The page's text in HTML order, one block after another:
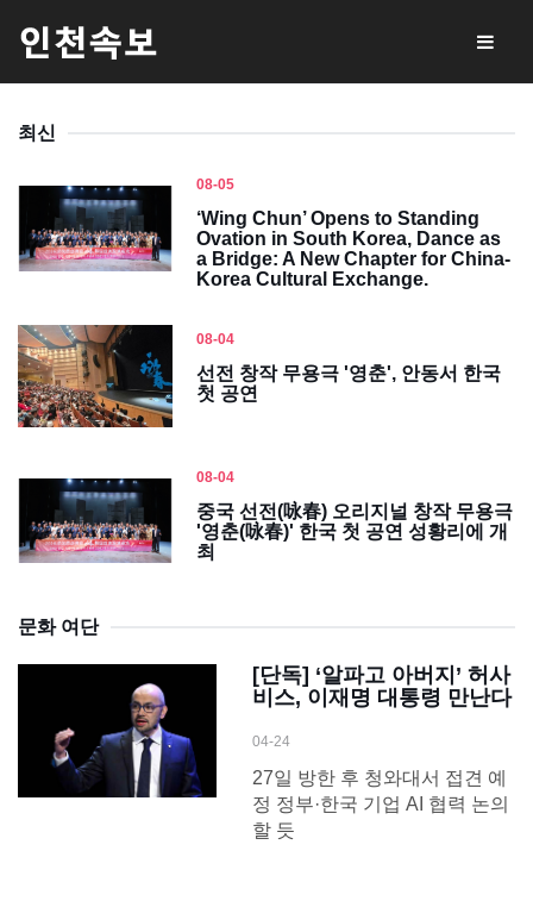
최신
08-05
‘Wing Chun’ Opens to Standing
Ovation in South Korea, Dance as
a Bridge: A New Chapter for China-
Korea Cultural Exchange.
08-04
선전 창작 무용극 '영춘', 안동서 한국
첫 공연
08-04
중국 선전(咏春) 오리지널 창작 무용극
'영춘(咏春)' 한국 첫 공연 성황리에 개
최
문화 여단
[단독] ‘알파고 아버지’ 허사
비스, 이재명 대통령 만난다
04-24
27일 방한 후 청와대서 접견 예
정 정부·한국 기업 AI 협력 논의
할 듯